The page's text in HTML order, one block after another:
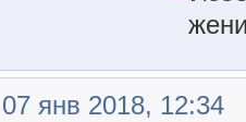
янв 2018, 12:34